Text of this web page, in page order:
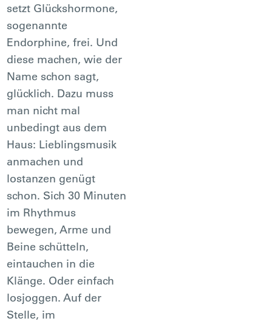
setzt Glückshormone,
sogenannte
Endorphine, frei. Und
diese machen, wie der
Name schon sagt,
glücklich. Dazu muss
man nicht mal
unbedingt aus dem
Haus: Lieblingsmusik
anmachen und
lostanzen genügt
schon. Sich 30 Minuten
im Rhythmus
bewegen, Arme und
Beine schütteln,
eintauchen in die
Klänge. Oder einfach
losjoggen. Auf der
Stelle, im